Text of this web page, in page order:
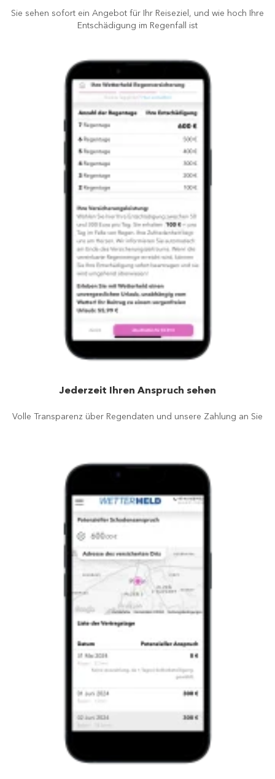
Sie sehen sofort ein Angebot für Ihr Reiseziel, und wie hoch Ihre
Entschädigung im Regenfall ist
Jederzeit Ihren Anspruch sehen
Volle Transparenz über Regendaten und unsere Zahlung an Sie